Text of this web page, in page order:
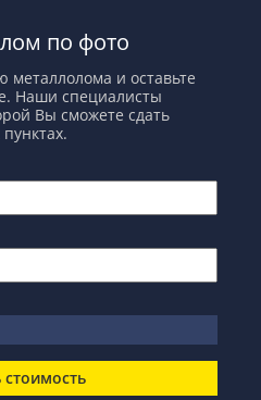
по фото
и оставьте
Наши специалисты
Вы сможете сдать
стоимость